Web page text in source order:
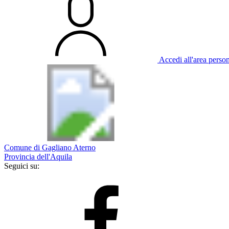
Accedi all'area
Comune di Gagliano Aterno
Provincia dell'Aquila
Seguici su: